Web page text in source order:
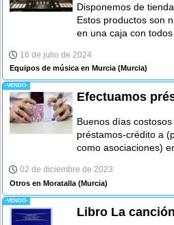
Disponemos de
Estos productos son
en una caja con todos
16 de julio de 2024
Equipos de música en Murcia (Murcia)
-VENDO-
Efectuamos
Buenos días
préstamos-crédito a
como asociaciones)
02 de diciembre de 2023
Otros en Moratalla (Murcia)
-VENDO-
Libro La